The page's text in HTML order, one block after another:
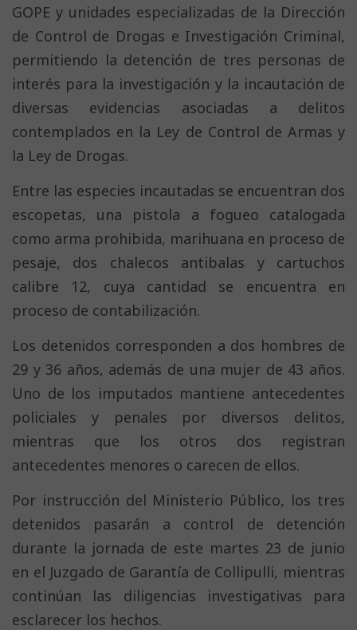
GOPE y unidades especializadas de la Dirección
de Control de Drogas e Investigación Criminal,
permitiendo la detención de tres personas de
interés para la investigación y la incautación de
diversas evidencias asociadas a delitos
contemplados en la Ley de Control de Armas y
la Ley de Drogas.
Entre las especies incautadas se encuentran dos
escopetas, una pistola a fogueo catalogada
como arma prohibida, marihuana en proceso de
pesaje, dos chalecos antibalas y cartuchos
calibre 12, cuya cantidad se encuentra en
proceso de contabilización.
Los detenidos corresponden a dos hombres de
29 y 36 años, además de una mujer de 43 años.
Uno de los imputados mantiene antecedentes
policiales y penales por diversos delitos,
mientras que los otros dos registran
antecedentes menores o carecen de ellos.
Por instrucción del Ministerio Público, los tres
detenidos pasarán a control de detención
durante la jornada de este martes 23 de junio
en el Juzgado de Garantía de Collipulli, mientras
continúan las diligencias investigativas para
esclarecer los hechos.